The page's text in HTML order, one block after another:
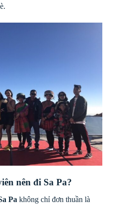
nên đi Sa Pa?
Pa không chỉ đơn thuần là